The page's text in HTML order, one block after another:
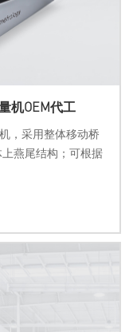
机OEM代工
，采用整体移动桥
燕尾结构；可根据
，包括外罩的结构